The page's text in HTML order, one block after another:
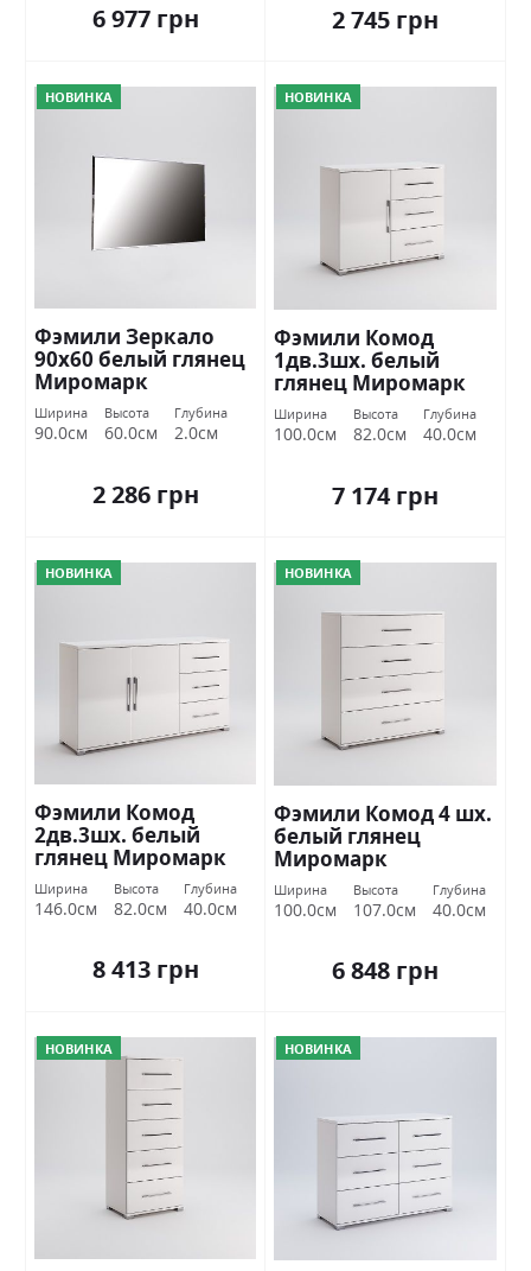
6 977 грн 2 745 грн
НОВИНКА
Фэмили Зеркало
90х60 белый глянец
Миромарк
Ширина
90.0см
Высота
60.0см
Глубина
2.0см
2 286 грн
НОВИНКА
Фэмили Комод
1дв.3шх. белый
глянец Миромарк
Ширина
100.0см
Высота
82.0см
Глубина
40.0см
7 174 грн
НОВИНКА
Фэмили Комод
2дв.3шх. белый
глянец Миромарк
Ширина
146.0см
Высота
82.0см
Глубина
40.0см
8 413 грн
НОВИНКА
Фэмили Комод 4 шх.
белый глянец
Миромарк
Ширина
100.0см
Высота
107.0см
Глубина
40.0см
6 848 грн
НОВИНКА НОВИНКА